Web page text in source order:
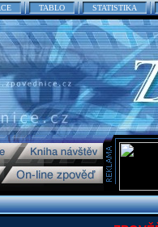
TABLO STATISTIKA